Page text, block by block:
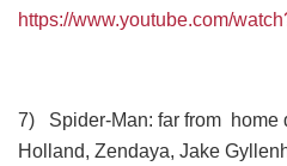
https://www.youtube.com/
7) Spider-Man: far from home
Holland, Zendaya, Jake